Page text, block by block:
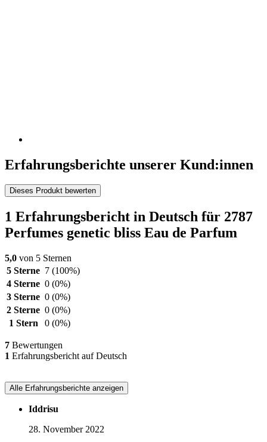
Erfahrungsberichte unserer Kund:innen
Dieses Produkt bewerten
1 Erfahrungsbericht in Deutsch für 2787
Perfumes genetic bliss Eau de Parfum
5,0 von 5 Sternen
5 Sterne 7 (100%)
4 Sterne 0 (0%)
3 Sterne 0 (0%)
2 Sterne 0 (0%)
1 Stern
0 (0%)
7 Bewertungen
1 Erfahrungsbericht auf Deutsch
Alle Erfahrungsberichte anzeigen
Iddrisu
28. November 2022